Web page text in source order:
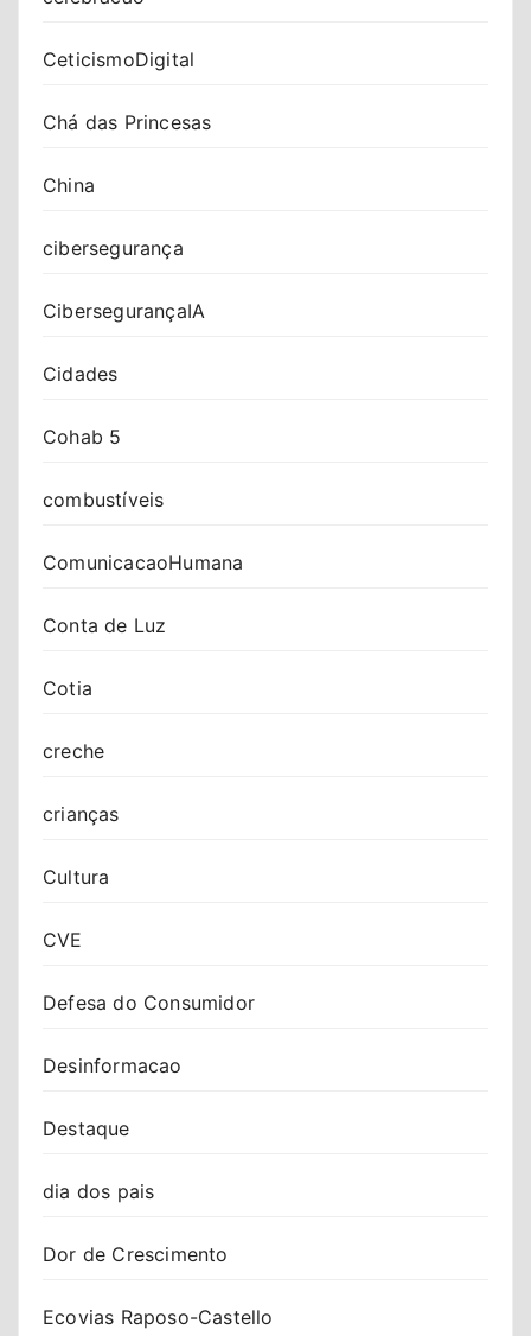
CeticismoDigital
Chá das Princesas
China
cibersegurança
CibersegurançaIA
Cidades
Cohab 5
combustíveis
ComunicacaoHumana
Conta de Luz
Cotia
creche
crianças
Cultura
CVE
Defesa do Consumidor
Desinformacao
Destaque
dia dos pais
Dor de Crescimento
Ecovias Raposo-Castello